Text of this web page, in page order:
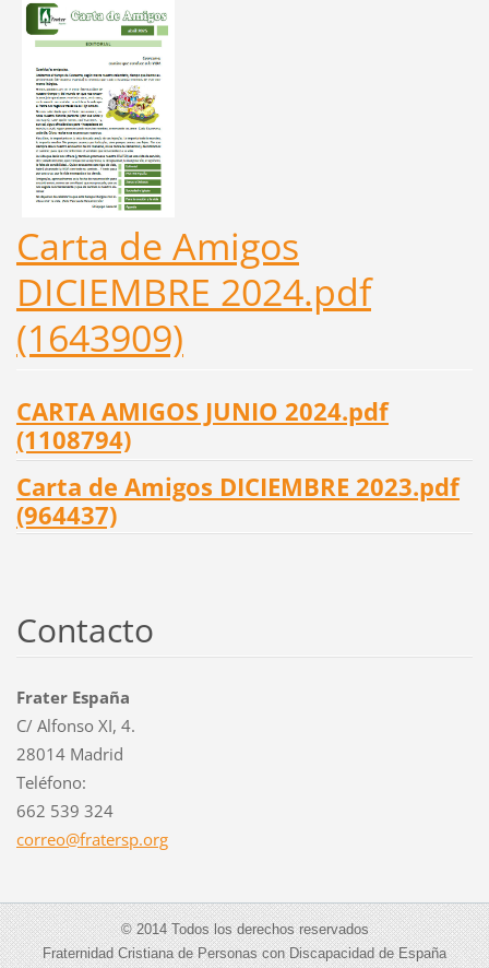
Carta de Amigos
DICIEMBRE 2024.pdf
(1643909)
CARTA AMIGOS JUNIO 2024.pdf
(1108794)
Carta de Amigos DICIEMBRE 2023.pdf
(964437)
Contacto
Frater España
C/ Alfonso XI, 4.
28014 Madrid
Teléfono:
662 539 324
correo@fratersp.org
© 2014 Todos los derechos reservados
Fraternidad Cristiana de Personas con Discapacidad de España